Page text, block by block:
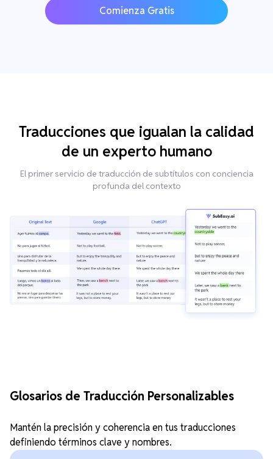
Comienza Gratis
Traducciones que igualan la calidad
de un experto humano
El primer servicio de traducción de subtítulos con conciencia
profunda del contexto
Glosarios de Traducción Personalizables
Mantén la precisión y coherencia en tus traducciones
definiendo términos clave y nombres.